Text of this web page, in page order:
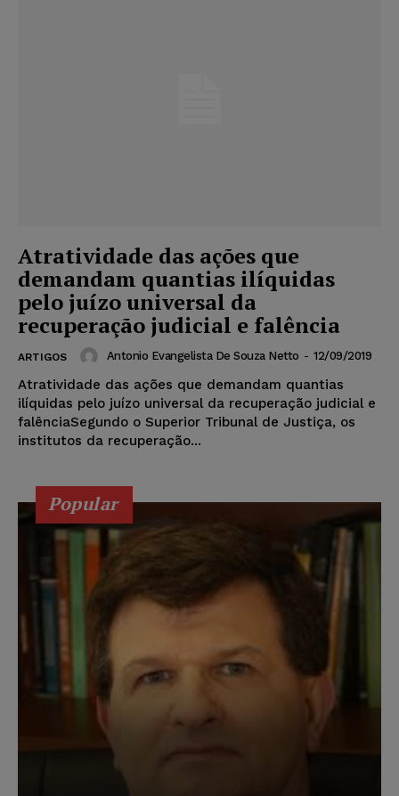
Atratividade das ações que
demandam quantias ilíquidas
pelo juízo universal da
recuperação judicial e falência
ARTIGOS Antonio Evangelista De Souza Netto - 12/09/2019
Atratividade das ações que demandam quantias
ilíquidas pelo juízo universal da recuperação judicial e
falênciaSegundo o Superior Tribunal de Justiça, os
institutos da recuperação...
Popular